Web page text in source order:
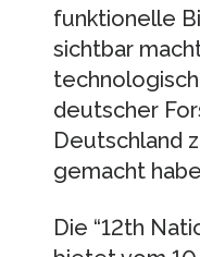
funktionelle
sichtbar
deutscher
Deutschland
gemacht
Die “12th